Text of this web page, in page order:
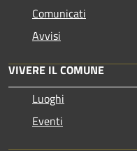
Comunicati
Avvisi
VIVERE IL COMUNE
Luoghi
Eventi